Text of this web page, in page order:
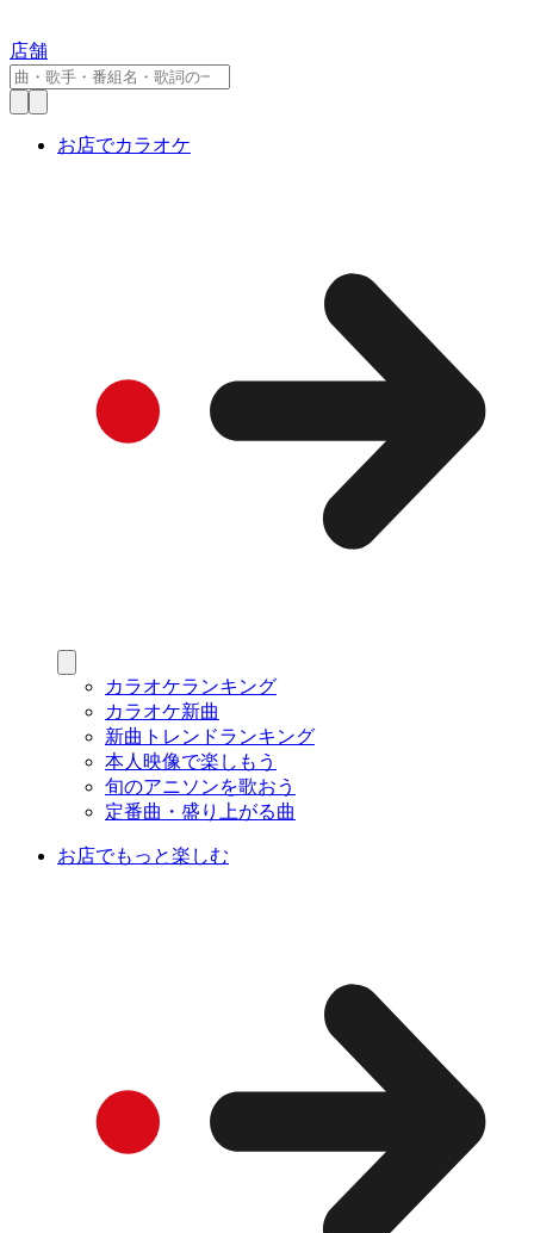
店舗
お店でカラオケ
カラオケランキング
カラオケ新曲
新曲トレンドランキング
本人映像で楽しもう
旬のアニソンを歌おう
定番曲・盛り上がる曲
お店でもっと楽しむ